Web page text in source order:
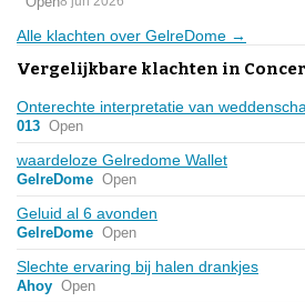
Alle klachten over GelreDome →
Vergelijkbare klachten in
Onterechte interpretatie van
013 Open
waardeloze Gelredome Wallet
GelreDome Open
Geluid al 6 avonden
GelreDome Open
Slechte ervaring bij halen drankjes
Ahoy Open